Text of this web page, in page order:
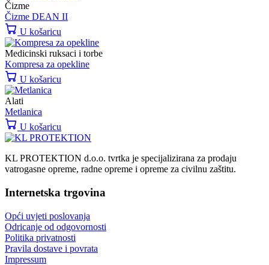
Čizme
Čizme DEAN II
U košaricu
Medicinski ruksaci i torbe
Kompresa za opekline
U košaricu
Alati
Metlanica
U košaricu
KL PROTEKTION d.o.o. tvrtka je specijalizirana za prodaju
vatrogasne opreme, radne opreme i opreme za civilnu zaštitu.
Internetska trgovina
Opći uvjeti poslovanja
Odricanje od odgovornosti
Politika privatnosti
Pravila dostave i povrata
Impressum